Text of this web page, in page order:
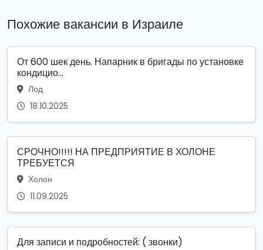
Похожие вакансии в Израиле
От 600 шек день. Напарник в бригады по установке
кондицио...
Лод
18.10.2025
СРОЧНО!!!!! НА ПРЕДПРИЯТИЕ В ХОЛОНЕ
ТРЕБУЕТСЯ
Холон
11.09.2025
Для записи и подробностей: ( звонки)